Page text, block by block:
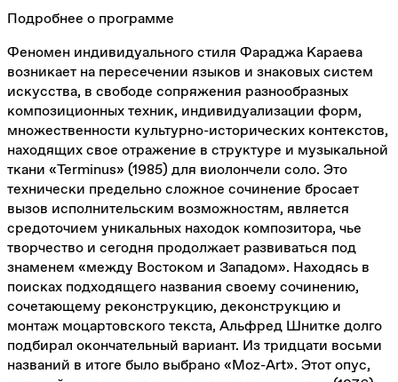
Подробнее о программе
Феномен индивидуального стиля Фараджа Караева
возникает на пересечении языков и знаковых систем
искусства, в свободе сопряжения разнообразных
композиционных техник, индивидуализации форм,
множественности культурно-исторических контекстов,
находящих свое отражение в структуре и музыкальной
ткани «Terminus» (1985) для виолончели соло. Это
технически предельно сложное сочинение бросает
вызов исполнительским возможностям, является
средоточием уникальных находок композитора, чье
творчество и сегодня продолжает развиваться под
знаменем «между Востоком и Западом». Находясь в
поисках подходящего названия своему сочинению,
сочетающему реконструкцию, деконструкцию и
монтаж моцартовского текста, Альфред Шнитке долго
подбирал окончательный вариант. Из тридцати восьми
названий в итоге было выбрано «Moz-Art». Этот опус,